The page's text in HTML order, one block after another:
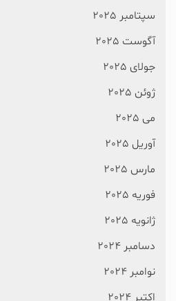
سپتامبر 2025
آگوست 2025
جولای 2025
ژوئن 2025
می 2025
آوریل 2025
مارس 2025
فوریه 2025
ژانویه 2025
دسامبر 2024
نوامبر 2024
اکتبر 2024